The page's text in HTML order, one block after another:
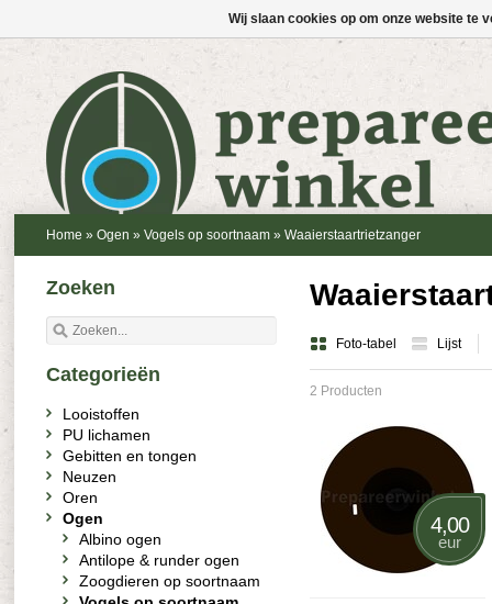
Home » Ogen » Vogels op soortnaam » Waaierstaartrietzanger
Foto-tabel Lijst
2 Producten
4,00
eur
Zoeken
Categorieën
Looistoffen
PU lichamen
Gebitten en tongen
Neuzen
Oren
Ogen
Albino ogen
Antilope & runder ogen
Zoogdieren op soortnaam
Wij slaan cookies op om onze website te